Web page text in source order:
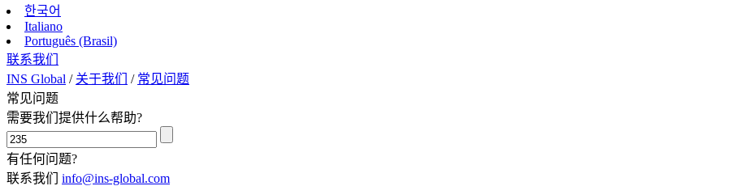
한국어
Italiano
Português (Brasil)
联系我们
INS Global / 关于我们 / 常见问题
常见问题
需要我们提供什么帮助?
有任何问题?
联系我们 info@ins-global.com